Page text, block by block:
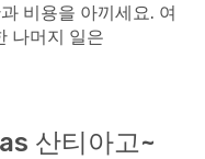
비용을 아끼세요. 여
나머지 일은
산티아고~